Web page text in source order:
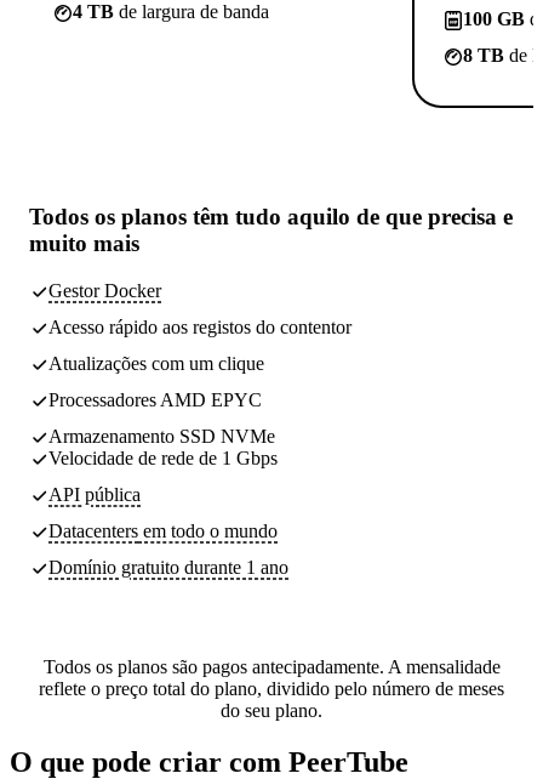
4 TB de largura de banda
100 GB
8 TB de
Todos os planos têm tudo aquilo de que precisa e
muito mais
Gestor Docker
Acesso rápido aos registos do contentor
Atualizações com um clique
Processadores AMD EPYC
Armazenamento SSD NVMe
Velocidade de rede de 1 Gbps
API pública
Datacenters em todo o mundo
Domínio gratuito durante 1 ano
Todos os planos são pagos antecipadamente. A mensalidade
reflete o preço total do plano, dividido pelo número de meses
do seu plano.
O que pode criar com PeerTube